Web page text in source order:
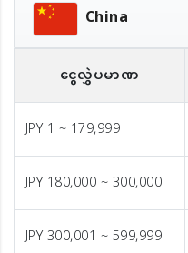
China
ငွေလွှဲပမာဏ
JPY 1 ~ 179,999
JPY 180,000 ~ 300,000
JPY 300,001 ~ 599,999